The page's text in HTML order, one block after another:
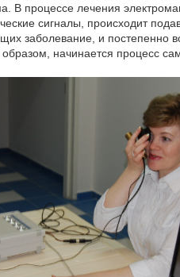
В процессе лечения
сигналы, происходит
заболевание, и постепенно
начинается процесс